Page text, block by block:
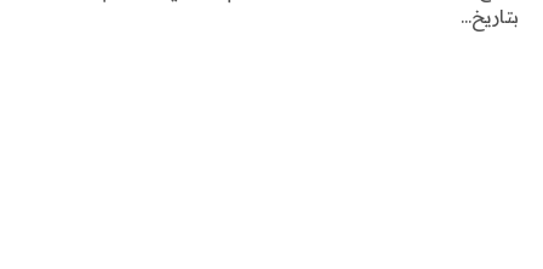
بتاريخ…